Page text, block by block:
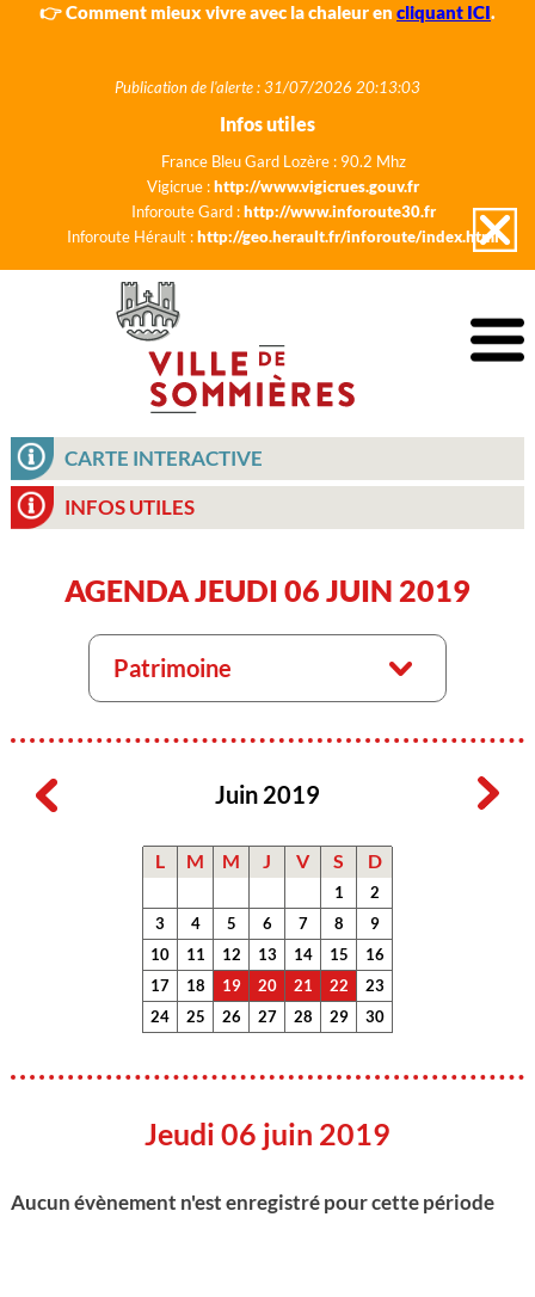
👉 Comment mieux vivre avec la chaleur en cliquant ICI.
Publication de l'alerte : 31/07/2026 20:13:03
Infos utiles
France Bleu Gard Lozère : 90.2 Mhz
Vigicrue :http://www.vigicrues.gouv.fr
Inforoute Gard :http://www.inforoute30.fr
Inforoute Hérault :http://geo.herault.fr/inforoute/index.html
CARTE INTERACTIVE
INFOS UTILES
AGENDA JEUDI 06 JUIN 2019
Patrimoine
Juin 2019
L M M J V S D
1
2
3
4 5 6 7 8
9
10
11 12 13 14 15
16
17
18 19 20 21 22
23
24
25 26 27 28 29 30
Jeudi 06 juin 2019
Aucun évènement n'est enregistré pour cette période